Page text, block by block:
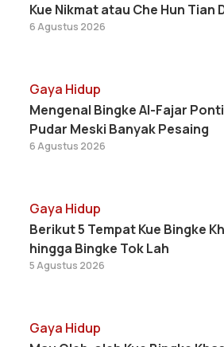
Kue Nikmat atau Che Hun Tian
6 Agustus 2026
Gaya Hidup
Mengenal Bingke Al-Fajar
Pudar Meski Banyak Pesaing
6 Agustus 2026
Gaya Hidup
Berikut 5 Tempat Kue Bingke
hingga Bingke Tok Lah
5 Agustus 2026
Gaya Hidup